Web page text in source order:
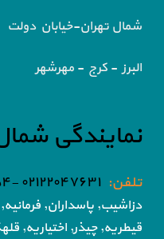
شمال تهران-خیابان دولت
البرز - کرج - مهرشهر
نمایندگی
تلفن: ۰۲۱۲۲۰۴۷۶۳۱ -۰۲۱۸۶۰۵۱۸۵۴
دزاشیب, پاسداران,
قیطریه, چیذر, اختیاریه,